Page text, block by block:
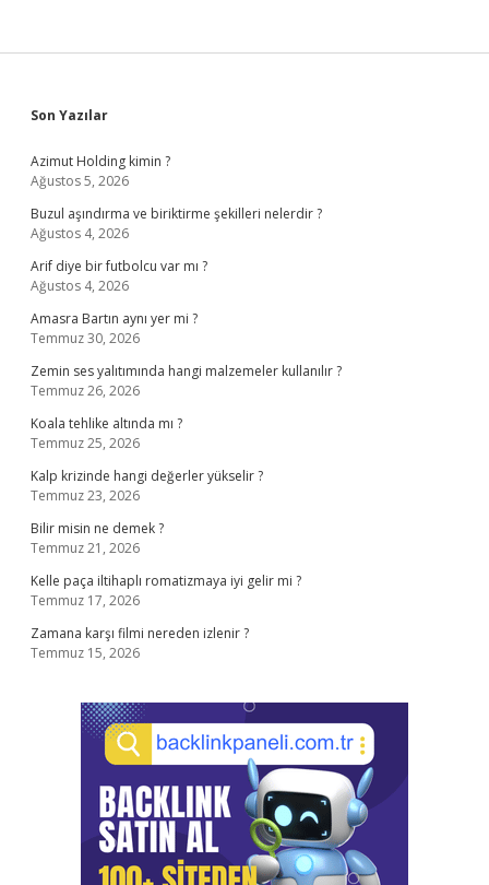
Sidebar
Son Yazılar
Azimut Holding kimin ?
Ağustos 5, 2026
Buzul aşındırma ve biriktirme şekilleri nelerdir ?
Ağustos 4, 2026
Arif diye bir futbolcu var mı ?
Ağustos 4, 2026
Amasra Bartın aynı yer mi ?
Temmuz 30, 2026
Zemin ses yalıtımında hangi malzemeler kullanılır ?
Temmuz 26, 2026
Koala tehlike altında mı ?
Temmuz 25, 2026
Kalp krizinde hangi değerler yükselir ?
Temmuz 23, 2026
Bilir misin ne demek ?
Temmuz 21, 2026
Kelle paça iltihaplı romatizmaya iyi gelir mi ?
Temmuz 17, 2026
Zamana karşı filmi nereden izlenir ?
Temmuz 15, 2026